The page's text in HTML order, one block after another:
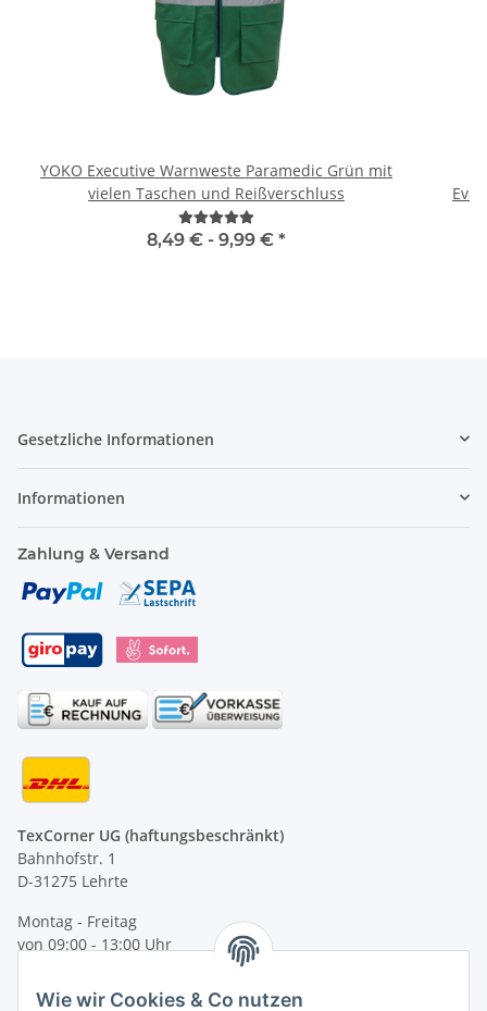
YOKO Executive Warnweste Paramedic Grün mit
vielen Taschen und Reißverschluss
8,49 € - 9,99 € *
Gesetzliche Informationen
Informationen
Zahlung & Versand
TexCorner UG (haftungsbeschränkt)
Bahnhofstr. 1
D-31275 Lehrte
Montag - Freitag
von 09:00 - 13:00 Uhr
Wie wir Cookies & Co nutzen